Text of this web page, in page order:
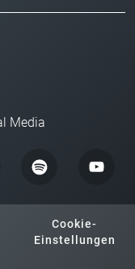
Media
Cookie-
Einstellungen